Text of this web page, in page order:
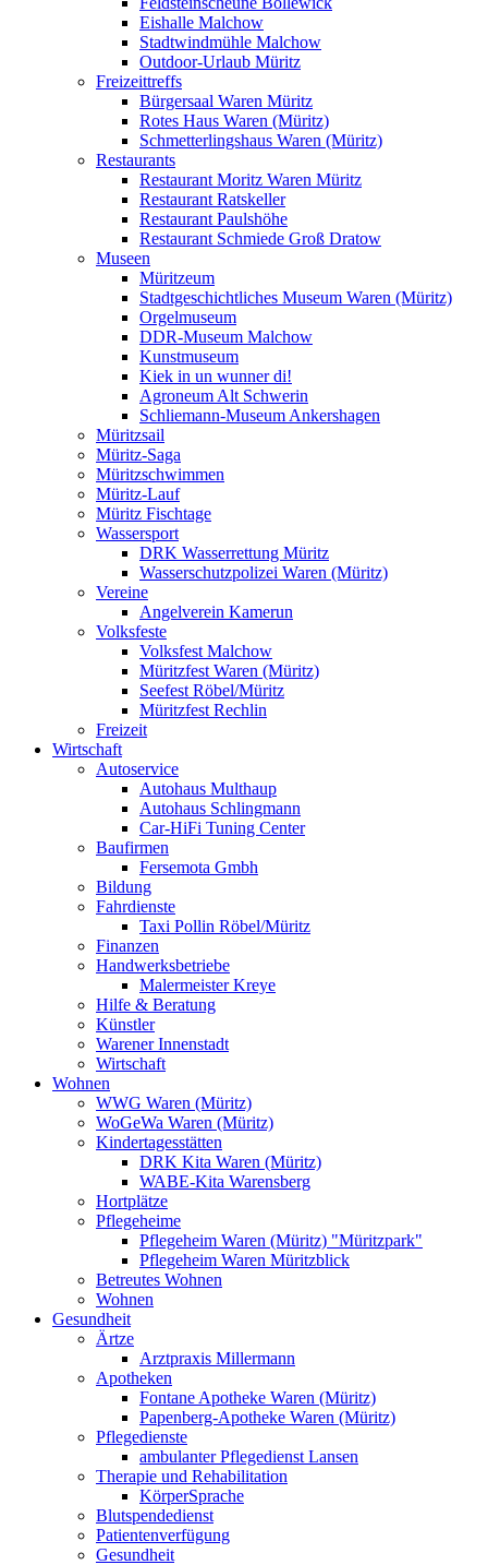
Eishalle Malchow
Stadtwindmühle Malchow
Outdoor-Urlaub Müritz
Freizeittreffs
Bürgersaal Waren Müritz
Rotes Haus Waren (Müritz)
Schmetterlingshaus Waren (Müritz)
Restaurants
Restaurant Moritz Waren Müritz
Restaurant Ratskeller
Restaurant Paulshöhe
Restaurant Schmiede Groß Dratow
Museen
Müritzeum
Stadtgeschichtliches Museum Waren (Müritz)
Orgelmuseum
DDR-Museum Malchow
Kunstmuseum
Kiek in un wunner di!
Agroneum Alt Schwerin
Schliemann-Museum Ankershagen
Müritzsail
Müritz-Saga
Müritzschwimmen
Müritz-Lauf
Müritz Fischtage
Wassersport
DRK Wasserrettung Müritz
Wasserschutzpolizei Waren (Müritz)
Vereine
Angelverein Kamerun
Volksfeste
Volksfest Malchow
Müritzfest Waren (Müritz)
Seefest Röbel/Müritz
Müritzfest Rechlin
Freizeit
Wirtschaft
Autoservice
Autohaus Multhaup
Autohaus Schlingmann
Car-HiFi Tuning Center
Baufirmen
Fersemota Gmbh
Bildung
Fahrdienste
Taxi Pollin Röbel/Müritz
Finanzen
Handwerksbetriebe
Malermeister Kreye
Hilfe & Beratung
Künstler
Warener Innenstadt
Wirtschaft
Wohnen
WWG Waren (Müritz)
WoGeWa Waren (Müritz)
Kindertagesstätten
DRK Kita Waren (Müritz)
WABE-Kita Warensberg
Hortplätze
Pflegeheime
Pflegeheim Waren (Müritz) "Müritzpark"
Pflegeheim Waren Müritzblick
Betreutes Wohnen
Wohnen
Gesundheit
Ärtze
Arztpraxis Millermann
Apotheken
Fontane Apotheke Waren (Müritz)
Papenberg-Apotheke Waren (Müritz)
Pflegedienste
ambulanter Pflegedienst Lansen
Therapie und Rehabilitation
KörperSprache
Blutspendedienst
Patientenverfügung
Gesundheit